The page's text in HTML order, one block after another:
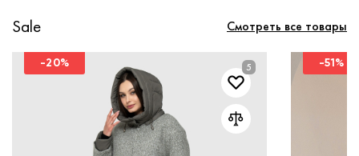
Sale Смотреть все товары
-20% -51%